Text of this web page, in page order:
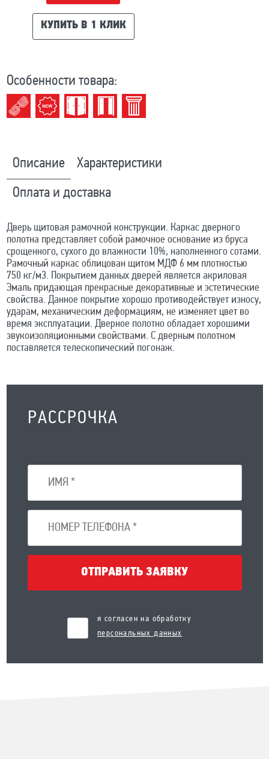
КУПИТЬ В 1 КЛИК
Особенности товара:
Описание Характеристики
Оплата и доставка
Дверь щитовая рамочной конструкции. Каркас дверного
полотна представляет собой рамочное основание из бруса
срощенного, сухого до влажности 10%, наполненного сотами.
Рамочный каркас облицован щитом МДФ 6 мм плотностью
750 кг/м3. Покрытием данных дверей является акриловая
Эмаль придающая прекрасные декоративные и эстетические
свойства. Данное покрытие хорошо противодействует износу,
ударам, механическим деформациям, не изменяет цвет во
время эксплуатации. Дверное полотно обладает хорошими
звукоизоляционными свойствами. С дверным полотном
поставляется телескопический погонаж.
РАССРОЧКА
ОТПРАВИТЬ ЗАЯВКУ
я согласен на обработку
персональных данных